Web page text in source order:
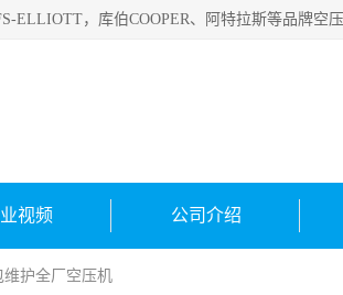
视频 公司介绍
维护全厂空压机